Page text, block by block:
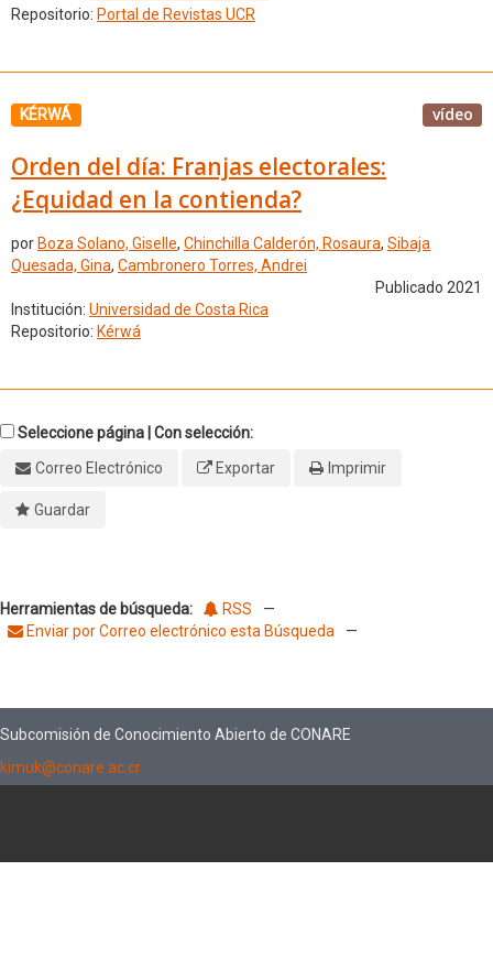
Repositorio: Portal de Revistas UCR
KÉRWÁ vídeo
Orden del día: Franjas electorales:
¿Equidad en la contienda?
por Boza Solano, Giselle, Chinchilla Calderón, Rosaura, Sibaja
Quesada, Gina, Cambronero Torres, Andrei
Publicado 2021
Institución: Universidad de Costa Rica
Repositorio: Kérwá
Seleccione página | Con selección:
Correo Electrónico
Exportar Imprimir
Guardar
Herramientas de búsqueda: RSS
—
Enviar por Correo electrónico esta Búsqueda
—
Subcomisión de Conocimiento Abierto de CONARE
kimuk@conare.ac.cr